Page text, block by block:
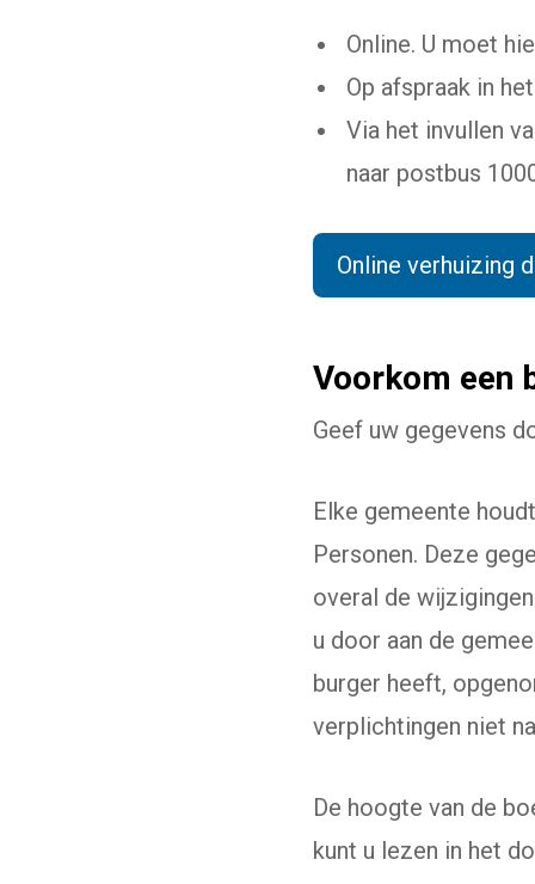
Online. U moet
Op afspraak in
Via het invullen
naar postbus
Online verhuizing
Voorkom een
Geef uw gegevens
Elke gemeente
Personen. Deze
overal de
u door aan de
burger heeft,
verplichtingen niet
De hoogte van de
kunt u lezen in het